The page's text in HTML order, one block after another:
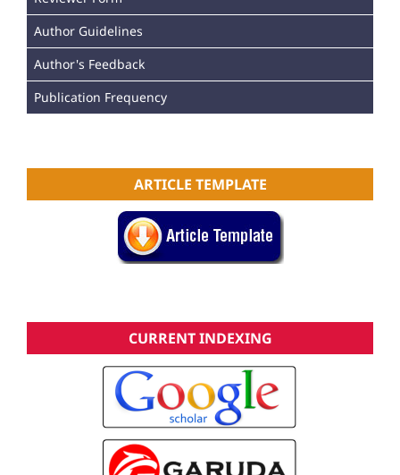
Author Guidelines
Author's Feedback
Publication Frequency
ARTICLE TEMPLATE
CURRENT INDEXING